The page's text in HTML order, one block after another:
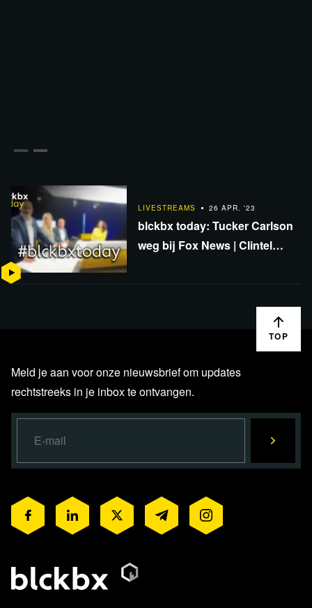
LIVESTREAMS 26 APR. '23
blckbx today: Tucker Carlson
weg bij Fox News | Clintel
TOP
Meld je aan voor onze nieuwsbrief om updates
rechtstreeks in je inbox te ontvangen.